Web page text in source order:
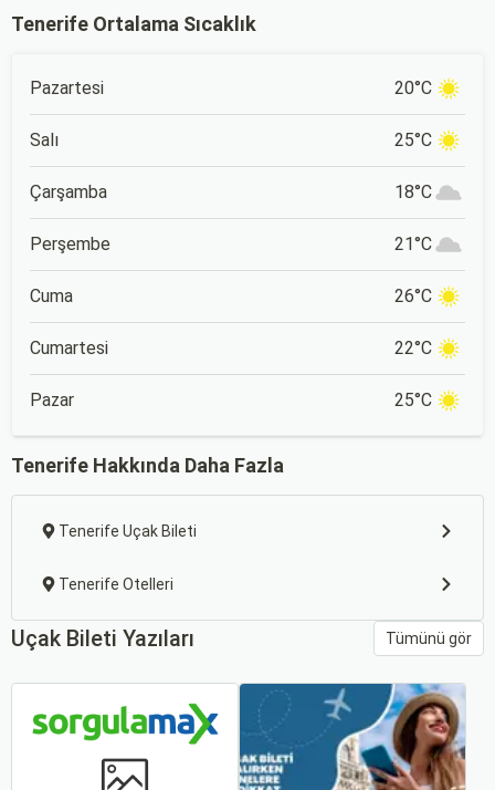
Tenerife Ortalama Sıcaklık
Pazartesi 20°C
Salı 25°C
Çarşamba 18°C
Perşembe 21°C
Cuma 26°C
Cumartesi 22°C
Pazar 25°C
Tenerife Hakkında Daha Fazla
Tenerife Uçak Bileti
Tenerife Otelleri
Uçak Bileti Yazıları Tümünü gör